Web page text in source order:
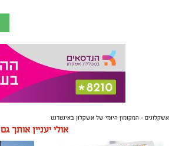
אשקלונים - המקומון היומי של אשקלון באינטרנט
אולי יעניין אותך גם